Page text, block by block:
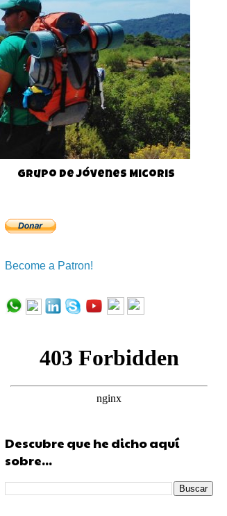
Grupo de jóvenes Micoris
Become a Patron!
Descubre que he dicho aquí
sobre...